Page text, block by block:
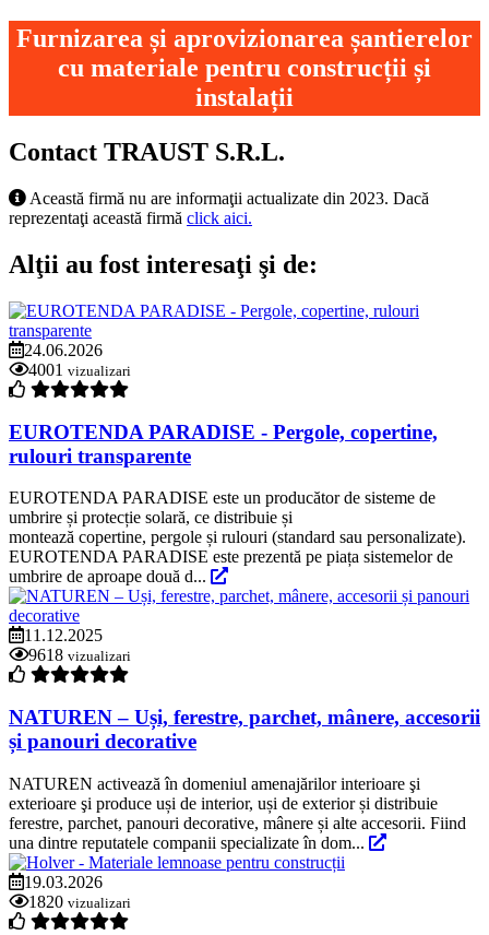
Furnizarea și aprovizionarea șantierelor
cu materiale pentru construcții și
instalații
Contact TRAUST S.R.L.
Această firmă nu are informaţii actualizate din 2023. Dacă
reprezentaţi această firmă click aici.
Alţii au fost interesaţi şi de:
24.06.2026
4001 vizualizari
EUROTENDA PARADISE - Pergole, copertine,
rulouri transparente
EUROTENDA PARADISE este un producător de sisteme de
umbrire și protecție solară, ce distribuie și
montează copertine, pergole și rulouri (standard sau personalizate).
EUROTENDA PARADISE este prezentă pe piața sistemelor de
umbrire de aproape două d...
11.12.2025
9618 vizualizari
NATUREN – Uși, ferestre, parchet, mânere, accesorii
și panouri decorative
NATUREN activează în domeniul amenajărilor interioare şi
exterioare şi produce uși de interior, uși de exterior și distribuie
ferestre, parchet, panouri decorative, mânere și alte accesorii. Fiind
una dintre reputatele companii specializate în dom...
19.03.2026
1820 vizualizari